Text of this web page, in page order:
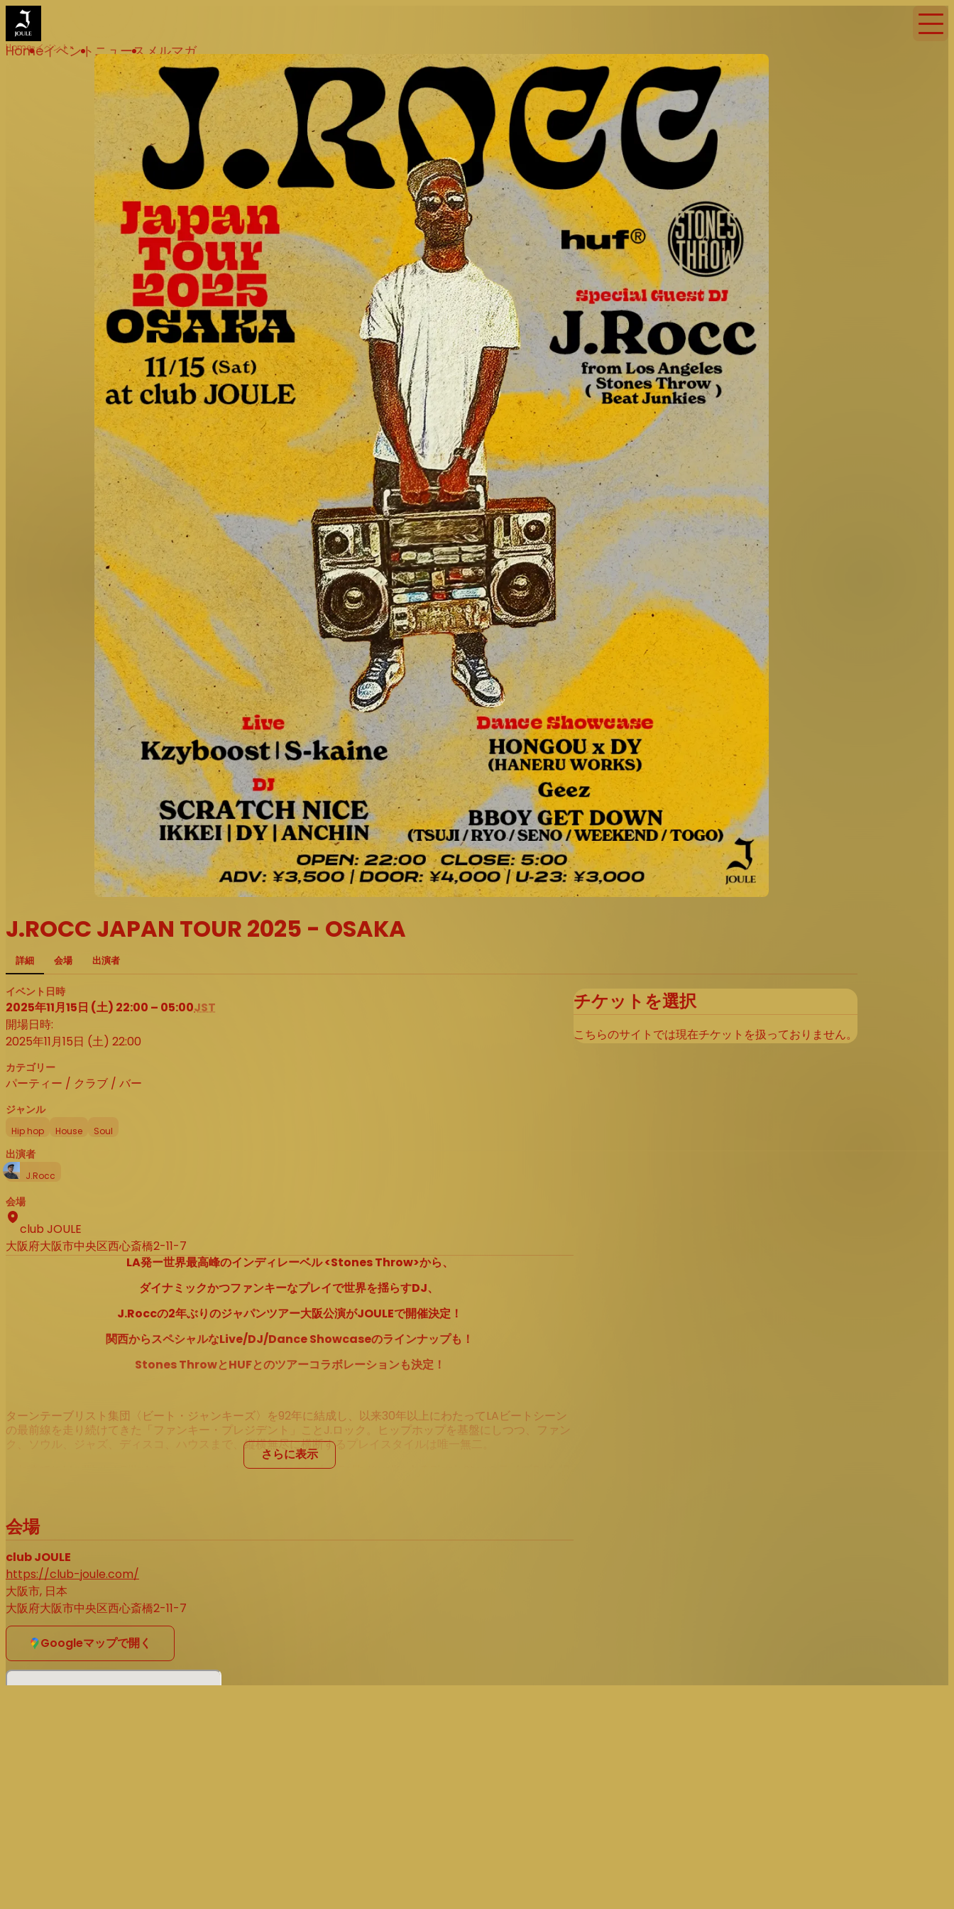
Homeイベント ニュースメルマガ
Home イベント
J.ROCC JAPAN TOUR 2025 - OSAKA
詳細 会場 出演者
イベント日時
2025年11月15日 (土) 22:00 – 05:00JST
開場日時:
2025年11月15日 (土) 22:00
カテゴリー
パーティー / クラブ / バー
ジャンル
Hip hop House Soul
出演者
J.Rocc
会場
club JOULE
大阪府大阪市中央区西心斎橋2-11-7
LA発ー世界最高峰のインディレーベル <Stones Throw>から、
ダイナミックかつファンキーなプレイで世界を揺らすDJ、
J.Roccの2年ぶりのジャパンツアー大阪公演がJOULEで開催決定！
関西からスペシャルなLive/DJ/Dance Showcaseのラインナップも！
Stones ThrowとHUFとのツアーコラボレーションも決定！
ターンテーブリスト集団〈ビート・ジャンキーズ〉を92年に結成し、以来30年以上にわたってLAビートシーン
の最前線を走り続けてきた「ファンキー・プレジデント」ことJ.ロック。ヒップホップを基盤にしつつ、ファン
ク、ソウル、ジャズ、ディスコ、ハウスまで、縦横無尽に横断するプレイスタイルは唯一無二。
これまでにMadlibやJ Dillaとのユニット＝Jaylibや、Mos Def & Talib KweliによるBlack StarのライブDJを担
撃となるはずだ。
2Fメインフロア＋4Fサブフロア＋屋上ルーフトップで、一夜限りのスペシャル・イベント。貴重な一夜をお見
逃しなく！
“J・ロックは最高にヤバいDJの一人だ。もし街で彼の名前を見かけたら、生きる伝説のDJを絶対に見逃すな！”
“J.Rocc is one of illllllllest DJs ever. If you see his name in your town? Rush! See a living legend!”
──クエストラブ Questlove（The Roots）
さらに表示
会場
club JOULE
https://club-joule.com/
大阪市, 日本
大阪府大阪市中央区西心斎橋2-11-7
Googleマップで開く
チケットを選択
こちらのサイトでは現在チケットを扱っておりません。